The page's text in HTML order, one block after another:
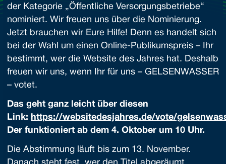
der Kategorie „Öffentliche Versorgungsbetriebe“
nominiert. Wir freuen uns über die Nominierung.
Jetzt brauchen wir Eure Hilfe! Denn es handelt sich
bei der Wahl um einen Online-Publikumspreis – Ihr
bestimmt, wer die Website des Jahres hat. Deshalb
freuen wir uns, wenn Ihr für uns – GELSENWASSER
– votet.
Das geht ganz leicht über diesen
Link: https://websitedesjahres.de/vote/
Der funktioniert ab dem 4. Oktober um 10 Uhr.
Die Abstimmung läuft bis zum 13. November.